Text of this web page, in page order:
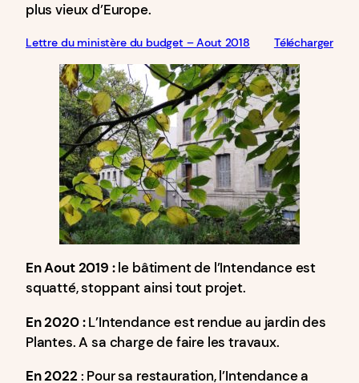
plus vieux d’Europe.
Lettre du ministère du budget – Aout 2018 Télécharger
En Aout 2019 :le bâtiment de l’Intendance est
squatté, stoppant ainsi tout projet.
En 2020 :L’Intendance est rendue au jardin des
Plantes. A sa charge de faire les travaux.
En 2022 : Pour sa restauration, l’Intendance a